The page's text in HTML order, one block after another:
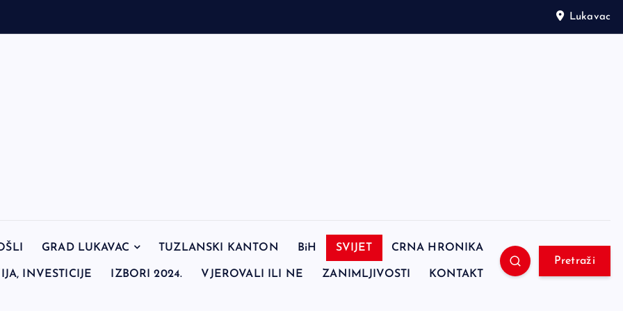
Lukavac
GRAD LUKAVAC TUZLANSKI KANTON BiH SVIJET CRNA HRONIKA
INVESTICIJE IZBORI 2024. VJEROVALI ILI NE ZANIMLJIVOSTI KONTAKT
Pretraži